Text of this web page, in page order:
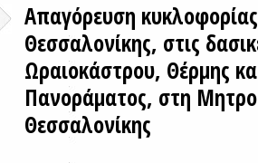
Απαγόρευση
Θεσσαλονίκης, στις
Ωραιοκάστρου, Θέρμης
Πανοράματος, στη
Θεσσαλονίκης